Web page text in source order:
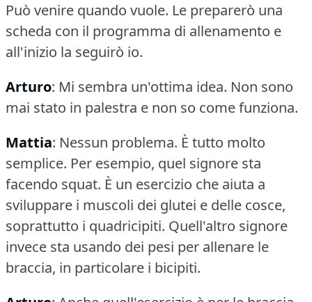
Può venire quando vuole. Le preparerò una
scheda con il programma di allenamento e
all'inizio la seguirò io.
Arturo: Mi sembra un'ottima idea. Non sono
mai stato in palestra e non so come funziona.
Mattia: Nessun problema. È tutto molto
semplice. Per esempio, quel signore sta
facendo squat. È un esercizio che aiuta a
sviluppare i muscoli dei glutei e delle cosce,
soprattutto i quadricipiti. Quell'altro signore
invece sta usando dei pesi per allenare le
braccia, in particolare i bicipiti.